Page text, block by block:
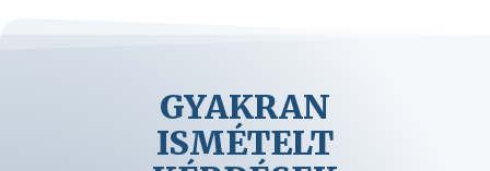
GYAKRAN
ISMÉTELT